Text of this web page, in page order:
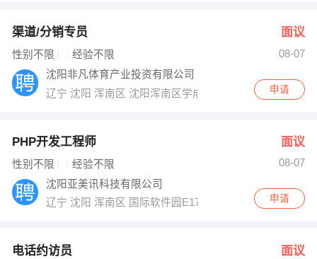
渠道/分销专员 面议
性别不限 经验不限
08-07
沈阳非凡体育产业投资有限公司
辽宁 沈阳 浑南区 沈阳浑南区学成路18号
申请
PHP开发工程师 面议
性别不限 经验不限
08-07
沈阳亚美讯科技有限公司
辽宁 沈阳 浑南区 国际软件园E17
申请
电话约访员 面议